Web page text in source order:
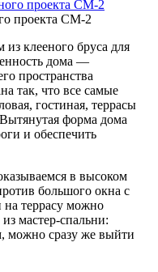
проекта СМ-2
клееного бруса для
дома —
пространства
так, что все самые
гостиная, террасы
форма дома
и обеспечить
в высоком
большого окна с
террасу можно
мастер-спальни:
можно сразу же выйти